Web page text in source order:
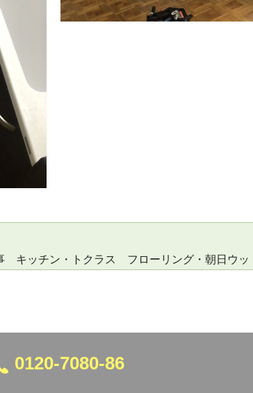
キッチン・トクラス フローリング・朝日ウ
0120-7080-86